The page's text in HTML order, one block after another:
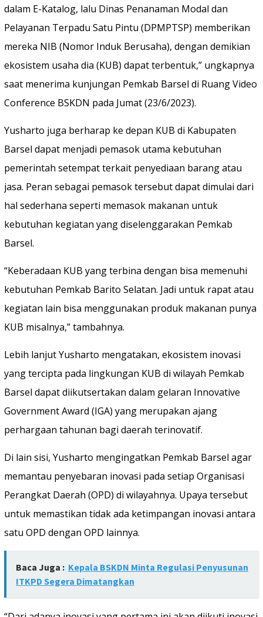
dalam E-Katalog, lalu Dinas Penanaman Modal dan
Pelayanan Terpadu Satu Pintu (DPMPTSP) memberikan
mereka NIB (Nomor Induk Berusaha), dengan demikian
ekosistem usaha dia (KUB) dapat terbentuk,” ungkapnya
saat menerima kunjungan Pemkab Barsel di Ruang Video
Conference BSKDN pada Jumat (23/6/2023).
Yusharto juga berharap ke depan KUB di Kabupaten
Barsel dapat menjadi pemasok utama kebutuhan
pemerintah setempat terkait penyediaan barang atau
jasa. Peran sebagai pemasok tersebut dapat dimulai dari
hal sederhana seperti memasok makanan untuk
kebutuhan kegiatan yang diselenggarakan Pemkab
Barsel.
“Keberadaan KUB yang terbina dengan bisa memenuhi
kebutuhan Pemkab Barito Selatan. Jadi untuk rapat atau
kegiatan lain bisa menggunakan produk makanan punya
KUB misalnya,” tambahnya.
Lebih lanjut Yusharto mengatakan, ekosistem inovasi
yang tercipta pada lingkungan KUB di wilayah Pemkab
Barsel dapat diikutsertakan dalam gelaran Innovative
Government Award (IGA) yang merupakan ajang
perhargaan tahunan bagi daerah terinovatif.
Di lain sisi, Yusharto mengingatkan Pemkab Barsel agar
memantau penyebaran inovasi pada setiap Organisasi
Perangkat Daerah (OPD) di wilayahnya. Upaya tersebut
untuk memastikan tidak ada ketimpangan inovasi antara
satu OPD dengan OPD lainnya.
Baca Juga : Kepala BSKDN Minta Regulasi Penyusunan
ITKPD Segera Dimatangkan